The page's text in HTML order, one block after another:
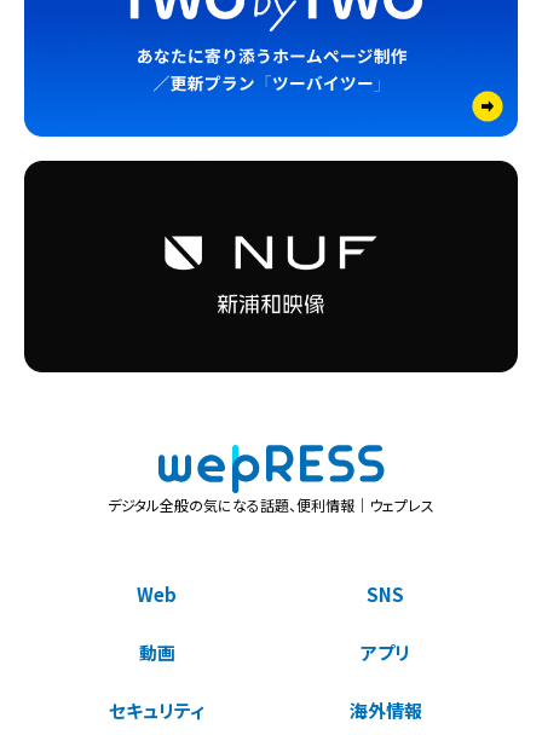
デジタル全般の気になる話題、便利情報｜ウェプレス
Web SNS
動画 アプリ
セキュリティ 海外情報